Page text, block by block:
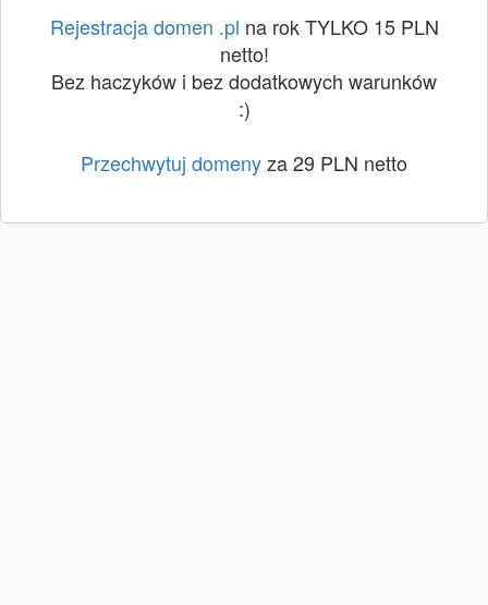
Rejestracja domen .pl na rok TYLKO 15 PLN
netto!
Bez haczyków i bez dodatkowych warunków
:)
Przechwytuj domenyza 29 PLN netto